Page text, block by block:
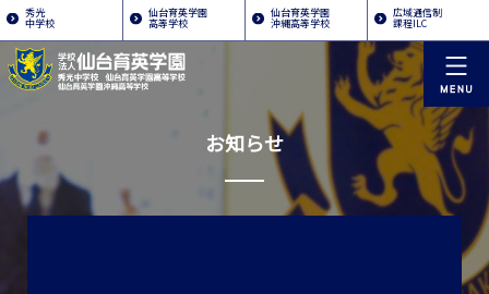
秀光
中学校
仙台育英学園
高等学校
仙台育英学園
沖縄高等学校
広域通信制
課程ILC
お知らせ